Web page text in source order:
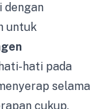
dengan
untuk
hati pada
selama
cukup,